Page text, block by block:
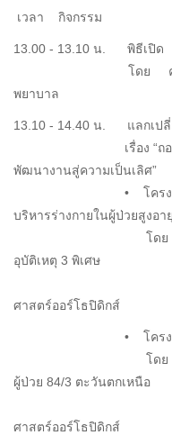
เวลา กิจกรรม
13.00 - 13.10 น. พิธีเปิ
โดย คณบดีคณะ
พยาบาล
13.10 - 14.40 น. แลกเปลี่
เรื่อง “ถอดบทเรีย
พัฒนางานสู่ความเป็นเลิศ”
• โครงการโปรแก
บริหารร่างกายในผู้ป่วยสูงอา
โดย พว.นิศรา
อุบัติเหตุ 3 พิเศษ
งานการพยาบ
ศาสตร์ออร์โธปิดิกส์
• โครงการสอ
โดย พว.นพรัตน์
ผู้ป่วย 84/3 ตะวันตกเหนือ
งานการพยาบ
ศาสตร์ออร์โธปิดิกส์